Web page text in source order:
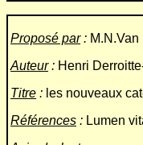
Proposé par:
Auteur: Henri
Titre : les nouveaux
Références : Lumen